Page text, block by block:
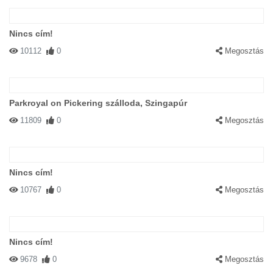
Nincs cím!
10112 0 Megosztás
Parkroyal on Pickering szálloda, Szingapúr
11809 0 Megosztás
Nincs cím!
10767 0 Megosztás
Nincs cím!
9678 0 Megosztás